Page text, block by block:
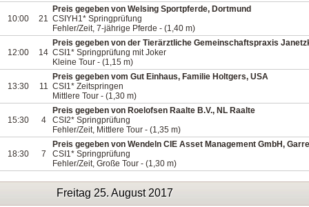
10:00 21
Preis gegeben von Welsing Sportpferde, Dortmund
CSIYH1* Springprüfung
Fehler/Zeit, 7-jährige Pferde - (1,40 m)
12:00 14
Preis gegeben von der Tierärztliche Gemeinschaftspraxis
CSI1* Springprüfung mit Joker
Kleine Tour - (1,15 m)
13:30 11
Preis gegeben vom Gut Einhaus, Familie Holtgers, USA
CSI1* Zeitspringen
Mittlere Tour - (1,30 m)
15:30 4
Preis gegeben von Roelofsen Raalte B.V., NL Raalte
CSI2* Springprüfung
Fehler/Zeit, Mittlere Tour - (1,35 m)
18:30 7
Preis gegeben von Wendeln CIE Asset Management GmbH,
CSI1* Springprüfung
Fehler/Zeit, Große Tour - (1,30 m)
Freitag 25. August 2017